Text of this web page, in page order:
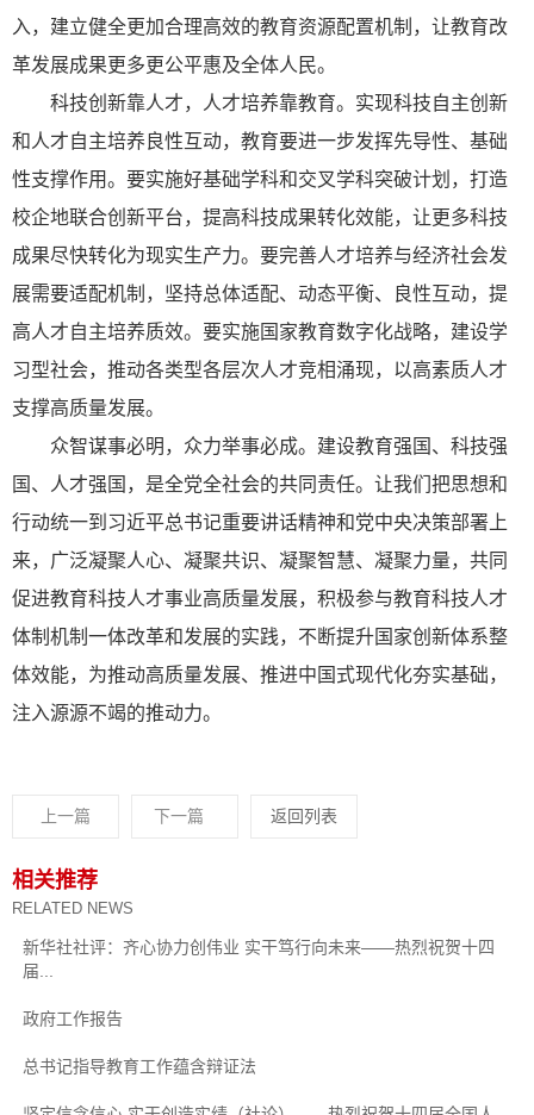
入，建立健全更加合理高效的教育资源配置机制，让教育改
革发展成果更多更公平惠及全体人民。
科技创新靠人才，人才培养靠教育。实现科技自主创新
和人才自主培养良性互动，教育要进一步发挥先导性、基础
性支撑作用。要实施好基础学科和交叉学科突破计划，打造
校企地联合创新平台，提高科技成果转化效能，让更多科技
成果尽快转化为现实生产力。要完善人才培养与经济社会发
展需要适配机制，坚持总体适配、动态平衡、良性互动，提
高人才自主培养质效。要实施国家教育数字化战略，建设学
习型社会，推动各类型各层次人才竞相涌现，以高素质人才
支撑高质量发展。
众智谋事必明，众力举事必成。建设教育强国、科技强
国、人才强国，是全党全社会的共同责任。让我们把思想和
行动统一到习近平总书记重要讲话精神和党中央决策部署上
来，广泛凝聚人心、凝聚共识、凝聚智慧、凝聚力量，共同
促进教育科技人才事业高质量发展，积极参与教育科技人才
体制机制一体改革和发展的实践，不断提升国家创新体系整
体效能，为推动高质量发展、推进中国式现代化夯实基础，
注入源源不竭的推动力。
上一篇 下一篇 返回列表
相关推荐
RELATED NEWS
新华社社评：齐心协力创伟业 实干笃行向未来——热烈祝贺十四
届...
政府工作报告
总书记指导教育工作蕴含辩证法